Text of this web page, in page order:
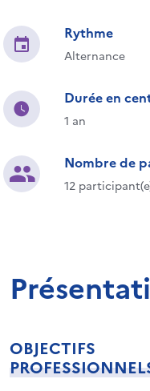
Rythme
Alternance
Durée en
1 an
Nombre de
12
OBJECTIFS